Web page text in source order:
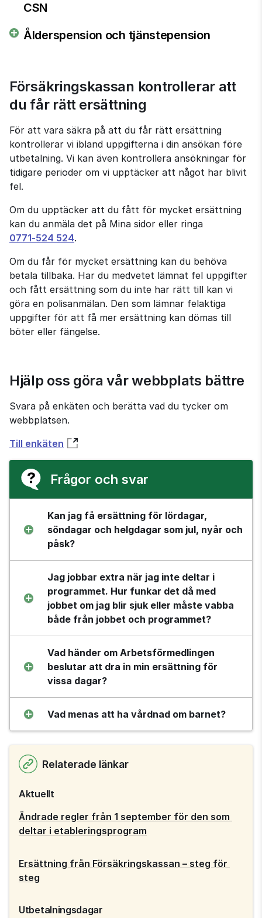
CSN
Ålderspension och tjänstepension
Försäkringskassan kontrollerar att
du får rätt ersättning
För att vara säkra på att du får rätt ersättning
kontrollerar vi ibland uppgifterna i din ansökan före
utbetalning. Vi kan även kontrollera ansökningar för
tidigare perioder om vi upptäcker att något har blivit
fel.
Om du upptäcker att du fått för mycket ersättning
0771‑524 524.
Om du får för mycket ersättning kan du behöva
betala tillbaka. Har du medvetet lämnat fel uppgifter
och fått ersättning som du inte har rätt till kan vi
göra en polisanmälan. Den som lämnar felaktiga
uppgifter för att få mer ersättning kan dömas till
böter eller fängelse.
Hjälp oss göra vår webbplats bättre
Svara på enkäten och berätta vad du tycker om
webbplatsen.
Till enkäten
Frågor och svar
Kan jag få ersättning för lördagar,
söndagar och helgdagar som jul, nyår och
påsk?
Jag jobbar extra när jag inte deltar i
programmet. Hur funkar det då med
jobbet om jag blir sjuk eller måste vabba
både från jobbet och programmet?
Vad händer om Arbetsförmedlingen
beslutar att dra in min ersättning för
vissa dagar?
Vad menas att ha vårdnad om barnet?
Relaterade länkar
Aktuellt
Ändrade regler från 1 september för den som
deltar i etableringsprogram
Ersättning från Försäkringskassan – steg för
steg
Utbetalningsdagar